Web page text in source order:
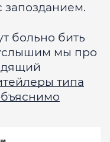
запозданием.
больно бить
мы про
типа